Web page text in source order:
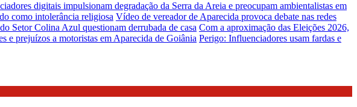
digitais impulsionam degradação da Serra da Areia e preocupam ambientalistas em
como intolerância religiosa Vídeo de vereador de Aparecida provoca debate nas redes
Setor Colina Azul questionam derrubada de casa Com a aproximação das Eleições 2026,
e prejuízos a motoristas em Aparecida de Goiânia Perigo: Influenciadores usam fardas e